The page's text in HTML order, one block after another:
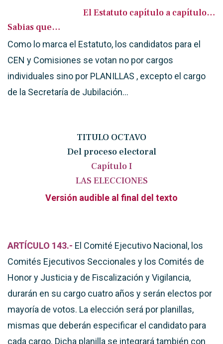
El Estatuto capítulo a capítulo…
Sabias que…
Como lo marca el Estatuto, los candidatos para el
CEN y Comisiones se votan no por cargos
individuales sino por PLANILLAS , excepto el cargo
de la Secretaría de Jubilación…
TITULO OCTAVO
Del proceso electoral
Capítulo I
LAS ELECCIONES
Versión audible al final del texto
ARTÍCULO 143.- El Comité Ejecutivo Nacional, los
Comités Ejecutivos Seccionales y los Comités de
Honor y Justicia y de Fiscalización y Vigilancia,
durarán en su cargo cuatro años y serán electos por
mayoría de votos. La elección será por planillas,
mismas que deberán especificar el candidato para
cada cargo. Dicha planilla se integrará también con